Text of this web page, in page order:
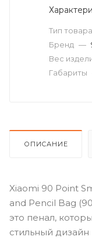
Тип товара
Бренд —
Вес
Габариты
ОПИСАНИЕ
Xiaomi 90 Point
and Pencil Bag
это пенал,
стильный